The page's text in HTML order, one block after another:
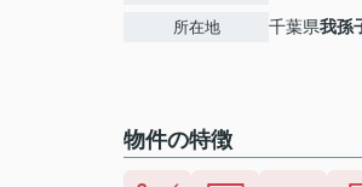
所在地 千葉県我孫
物件の特徴